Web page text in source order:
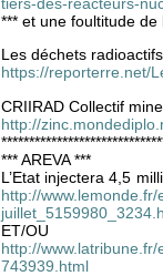
*** et une foultitude de
Les déchets
https://reporterre.net/
CRIIRAD Collectif
http://
*** AREVA ***
L’Etat injectera 4,5
http://
ET/OU
http://
743939.html